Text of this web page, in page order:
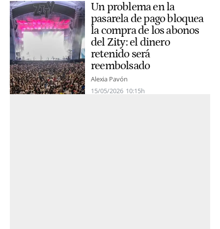
Un problema en la
pasarela de pago bloquea
la compra de los abonos
del Zity: el dinero
retenido será
reembolsado
Alexia Pavón
15/05/2026 10:15h